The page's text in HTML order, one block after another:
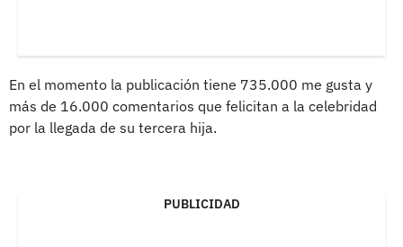
En el momento la publicación tiene 735.000 me gusta y
más de 16.000 comentarios que felicitan a la celebridad
por la llegada de su tercera hija.
PUBLICIDAD